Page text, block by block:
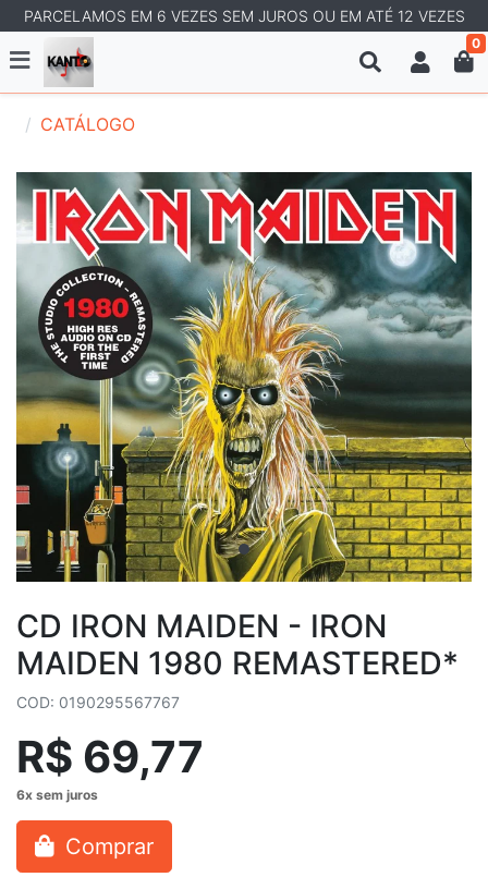
PARCELAMOS EM 6 VEZES SEM JUROS OU EM ATÉ 12 VEZES
0
CATÁLOGO
CD IRON MAIDEN - IRON
MAIDEN 1980 REMASTERED*
COD: 0190295567767
R$ 69,77
Comprar